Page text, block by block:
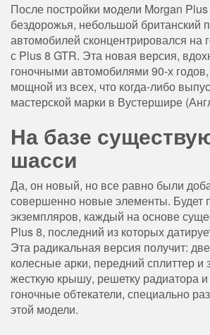
После постройки модели Morgan
бездорожья, небольшой британский
автомобилей сконцентрировался на
с Plus 8 GTR. Эта новая версия,
гоночными автомобилями 90-х
мощной из всех, что когда-либо
мастерской марки в Вустершире
На базе
шасси
Да, он новый, но все равно были
совершенно новые элементы. Будет
экземпляров, каждый на основе
Plus 8, последний из которых
Эта радикальная версия получит:
колесные арки, передний сплиттер
жесткую крышу, решетку радиатора
гоночные обтекатели, специально
этой модели.